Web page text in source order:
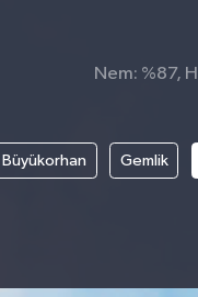
Nem: %87,
Büyükorhan Gemlik